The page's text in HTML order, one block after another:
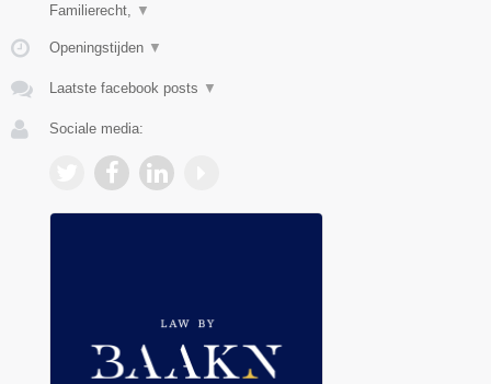
Familierecht,
▼
Openingstijden ▼
Laatste facebook posts ▼
Sociale media: